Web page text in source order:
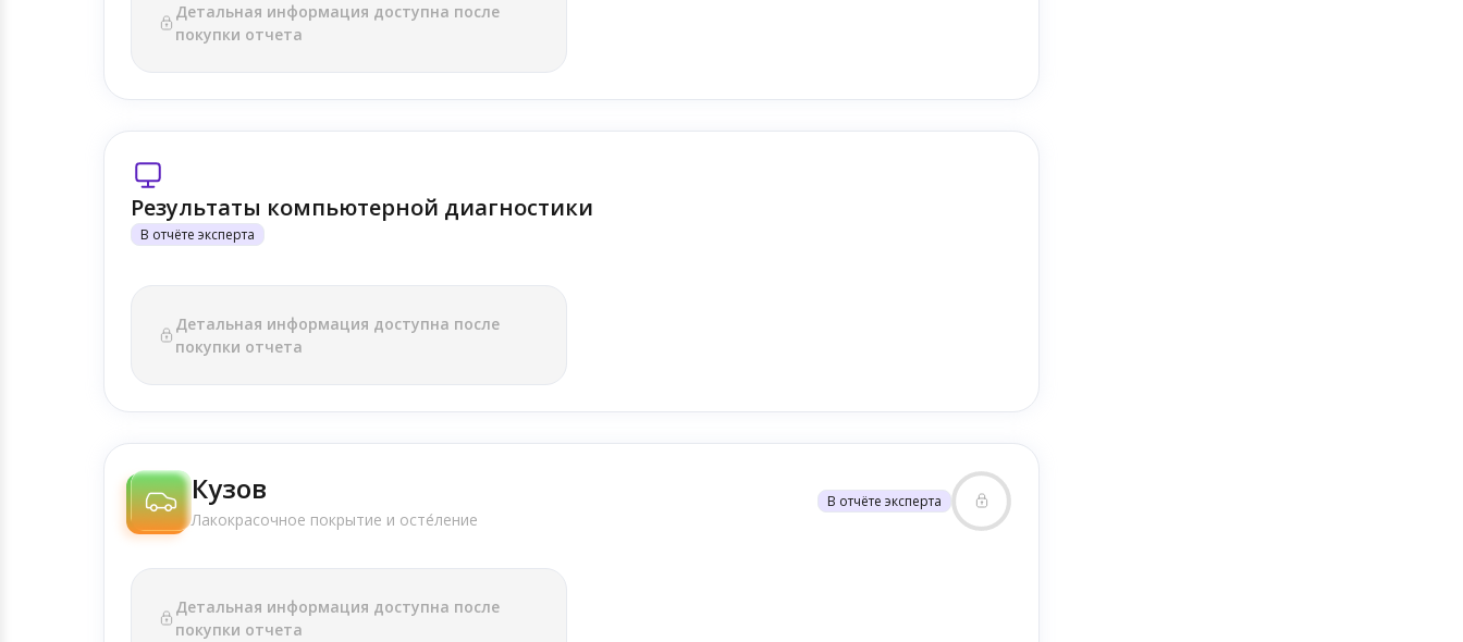
Детальная информация доступна после
покупки отчета
Результаты компьютерной диагностики
В отчёте эксперта
Детальная информация доступна после
покупки отчета
Кузов
Лакокрасочное покрытие и осте́ление
В отчёте эксперта
Детальная информация доступна после
покупки отчета